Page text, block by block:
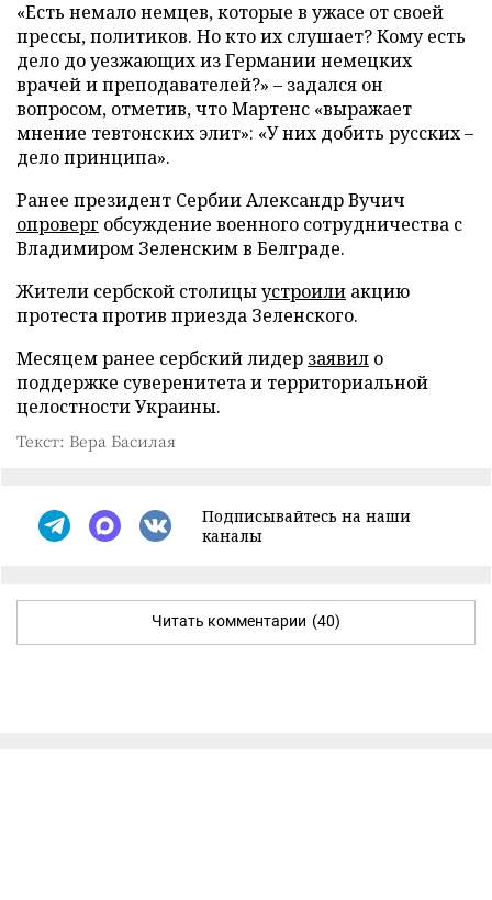
«Есть немало немцев, которые в ужасе от своей
прессы, политиков. Но кто их слушает? Кому есть
дело до уезжающих из Германии немецких
врачей и преподавателей?» – задался он
вопросом, отметив, что Мартенс «выражает
мнение тевтонских элит»: «У них добить русских –
дело принципа».
Ранее президент Сербии Александр Вучич
опроверг обсуждение военного сотрудничества с
Владимиром Зеленским в Белграде.
Жители сербской столицыустроили акцию
протеста против приезда Зеленского.
Месяцем ранее сербский лидер заявил о
поддержке суверенитета и территориальной
целостности Украины.
Текст: Вера Басилая
Подписывайтесь на наши
каналы
Читать комментарии (40)